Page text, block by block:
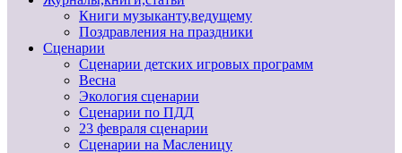
Книги музыканту,ведущему
Поздравления на праздники
Сценарии
Сценарии детских игровых программ
Весна
Экология сценарии
Сценарии по ПДД
23 февраля сценарии
Сценарии на Масленицу